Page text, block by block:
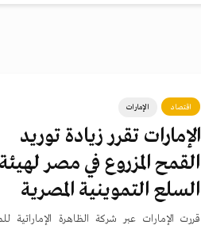
اقتصاد الإمارات
الإمارات تقرر زيادة توريد
القمح المزروع في مصر لهيئة
السلع التموينية المصرية
قررت الإمارات عبر شركة الظاهرة الإماراتية